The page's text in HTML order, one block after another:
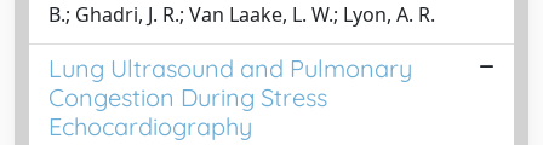
B.; Ghadri, J. R.; Van Laake, L. W.; Lyon, A. R.
Lung Ultrasound and Pulmonary
Congestion During Stress
Echocardiography